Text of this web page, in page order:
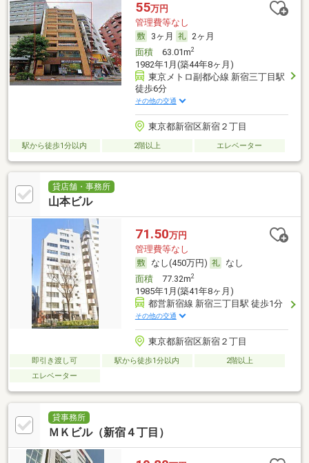
55万円
管理費等なし
3ヶ月
2ヶ月
面積63.01m2
1982年1月(築44年8ヶ月)
東京メトロ副都心線 新宿三丁目駅
徒歩6分
その他の交通
東京都新宿区新宿２丁目
駅から徒歩1分以内 2階以上 エレベーター
貸店舗・事務所
山本ビル
71.50万円
管理費等なし
なし(450万円)
なし
面積77.32m2
1985年1月(築41年8ヶ月)
都営新宿線 新宿三丁目駅 徒歩1分
その他の交通
東京都新宿区新宿２丁目
即引き渡し可 駅から徒歩1分以内
2階以上
エレベーター
貸事務所
ＭＫビル（新宿４丁目）